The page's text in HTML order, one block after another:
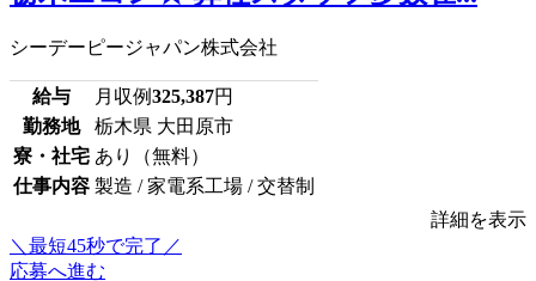
シーデーピージャパン株式会社
給与 月収例325,387円
勤務地
栃木県 大田原市
寮・社宅 あり（無料）
仕事内容 製造 / 家電系工場 / 交替制
詳細を表示
＼最短45秒で完了／
応募へ進む